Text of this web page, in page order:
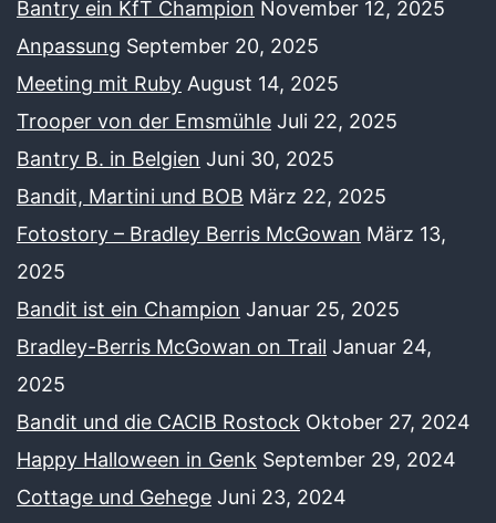
Bantry ein KfT Champion November 12, 2025
Anpassung September 20, 2025
Meeting mit Ruby August 14, 2025
Trooper von der Emsmühle Juli 22, 2025
Bantry B. in Belgien Juni 30, 2025
Bandit, Martini und BOB März 22, 2025
Fotostory – Bradley Berris McGowan März 13,
2025
Bandit ist ein Champion Januar 25, 2025
Bradley-Berris McGowan on Trail Januar 24,
2025
Bandit und die CACIB Rostock Oktober 27, 2024
Happy Halloween in Genk September 29, 2024
Cottage und Gehege Juni 23, 2024